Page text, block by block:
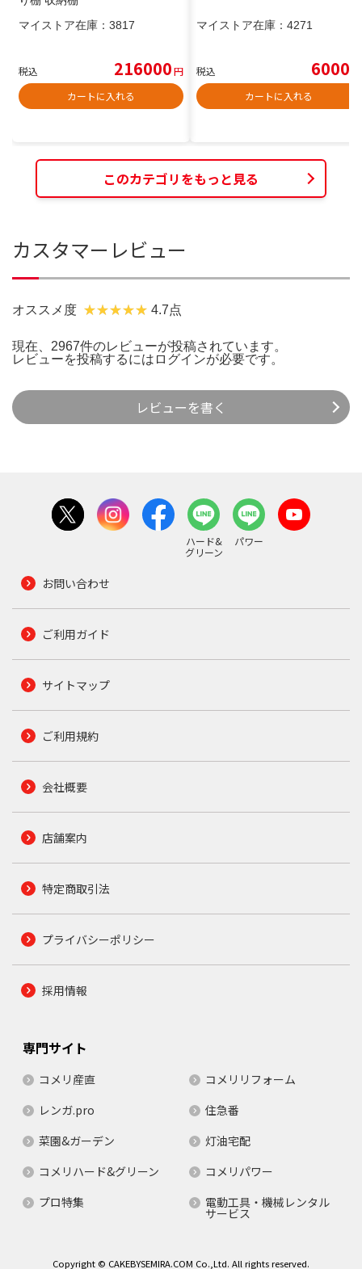
マイストア在庫： 3817
税込 216000円
カートに入れる
マイストア在庫： 4271
税込 6000
カートに入れる
このカテゴリをもっと見る
カスタマーレビュー
オススメ度 4.7点
現在、2967件のレビューが投稿されています。
レビューを投稿するには ログインが必要です。
レビューを書く
ハード&
グリーン
パワー
お問い合わせ
ご利用ガイド
サイトマップ
ご利用規約
会社概要
店舗案内
特定商取引法
プライバシーポリシー
採用情報
専門サイト
コメリ産直
コメリリフォーム
レンガ.pro
住急番
菜園&ガーデン
灯油宅配
コメリハード&グリーン
コメリパワー
プロ特集
電動工具・機械レンタル
サービス
Copyright © CAKEBYSEMIRA.COM Co.,Ltd. All rights reserved.